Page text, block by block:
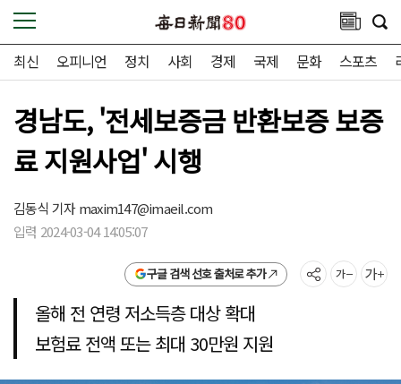
최신 오피니언 정치 사회 경제 국제 문화 스포츠
경남도, '전세보증금 반환보증 보증
료 지원사업' 시행
김동식 기자maxim147@imaeil.com
입력 2024-03-04 14:05:07
구글 검색 선호 출처로 추가
올해 전 연령 저소득층 대상 확대
보험료 전액 또는 최대 30만원 지원